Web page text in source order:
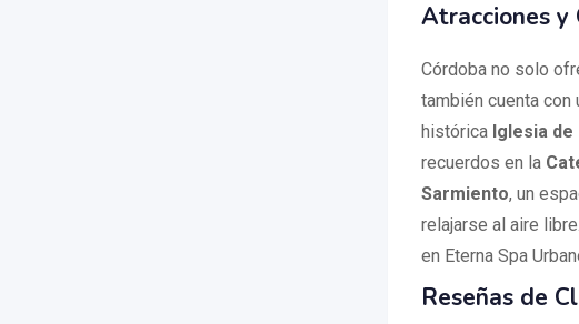
Atracciones y
Córdoba no solo
también cuenta
histórica Iglesia de
recuerdos en la
Sarmiento, un
relajarse al aire
en Eterna Spa
Reseñas de